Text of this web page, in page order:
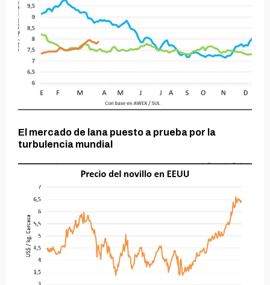
El mercado de lana puesto a prueba por la
turbulencia mundial